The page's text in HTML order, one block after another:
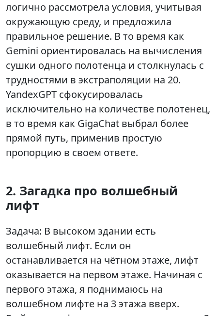
логично рассмотрела условия, учитывая
окружающую среду, и предложила
правильное решение. В то время как
Gemini ориентировалась на вычисления
сушки одного полотенца и столкнулась с
трудностями в экстраполяции на 20.
YandexGPT сфокусировалась
исключительно на количестве полотенец,
в то время как GigaChat выбрал более
прямой путь, применив простую
пропорцию в своем ответе.
2. Загадка про волшебный
лифт
Задача: В высоком здании есть
волшебный лифт. Если он
останавливается на чётном этаже, лифт
оказывается на первом этаже. Начиная с
первого этажа, я поднимаюсь на
волшебном лифте на 3 этажа вверх.